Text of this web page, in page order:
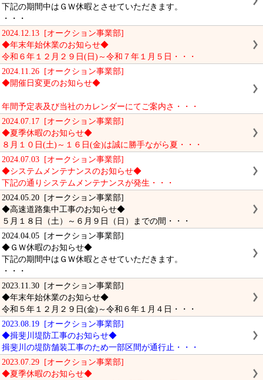
下記の期間中はＧＷ休暇とさせていただきます。
・・・
2024.12.13 [オークション事業部]
◆年末年始休業のお知らせ◆
令和６年１２月２９日(日)～令和７年１月５日・・・
2024.11.26 [オークション事業部]
◆開催日変更のお知らせ◆
年間予定表及び当社のカレンダーにてご案内さ・・・
2024.07.17 [オークション事業部]
◆夏季休暇のお知らせ◆
８月１０日(土)～１６日(金)は誠に勝手ながら夏・・・
2024.07.03 [オークション事業部]
◆システムメンテナンスのお知らせ◆
下記の通りシステムメンテナンスが発生・・・
2024.05.20 [オークション事業部]
◆高速道路集中工事のお知らせ◆
５月１８日（土）～６月９日（日）までの間・・・
2024.04.05 [オークション事業部]
◆ＧＷ休暇のお知らせ◆
下記の期間中はＧＷ休暇とさせていただきます。
・・・
2023.11.30 [オークション事業部]
◆年末年始休業のお知らせ◆
令和５年１２月２９日(金)～令和６年１月４日・・・
2023.08.19 [オークション事業部]
◆揖斐川堤防工事のお知らせ◆
揖斐川の堤防舗装工事のため一部区間が通行止・・・
2023.07.29 [オークション事業部]
◆夏季休暇のお知らせ◆